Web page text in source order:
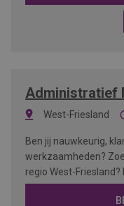
Administratief
West-Friesland
Ben jij nauwkeurig,
werkzaamheden?
regio West-